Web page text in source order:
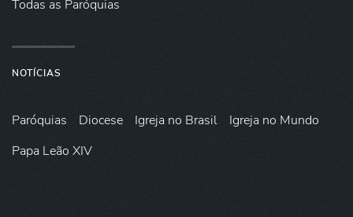
Todas as Paróquias
NOTÍCIAS
Paróquias Diocese Igreja no Brasil
Igreja no Mundo
Papa Leão XIV